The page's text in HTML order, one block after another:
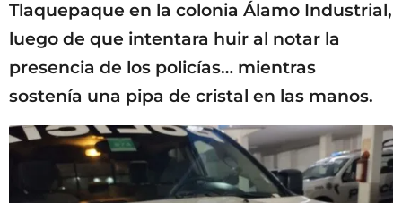
Tlaquepaque en la colonia Álamo Industrial,
luego de que intentara huir al notar la
presencia de los policías… mientras
sostenía una pipa de cristal en las manos.